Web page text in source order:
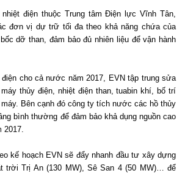
điện thuộc Trung tâm Điện lực Vĩnh Tân,
đơn vị dự trữ tối đa theo khả năng chứa của
dỡ than, đảm bảo đủ nhiên liệu để vận hành
cho cả nước năm 2017, EVN tập trung sửa
thủy điện, nhiệt điện than, tuabin khí, bố trí
Bên cạnh đó công ty tích nước các hồ thủy
bình thường để đảm bảo khả dụng nguồn cao
2017.
kế hoạch EVN sẽ đẩy nhanh đầu tư xây dựng
trời Trị An (130 MW), Sê San 4 (50 MW)… để